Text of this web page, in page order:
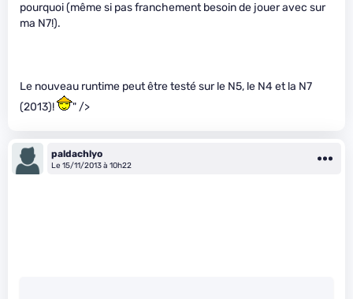
pourquoi (même si pas franchement besoin de jouer avec sur
ma N7!).
Le nouveau runtime peut être testé sur le N5, le N4 et la N7
(2013)!
" />
paldachlyo
Le 15/11/2013 à 10h22